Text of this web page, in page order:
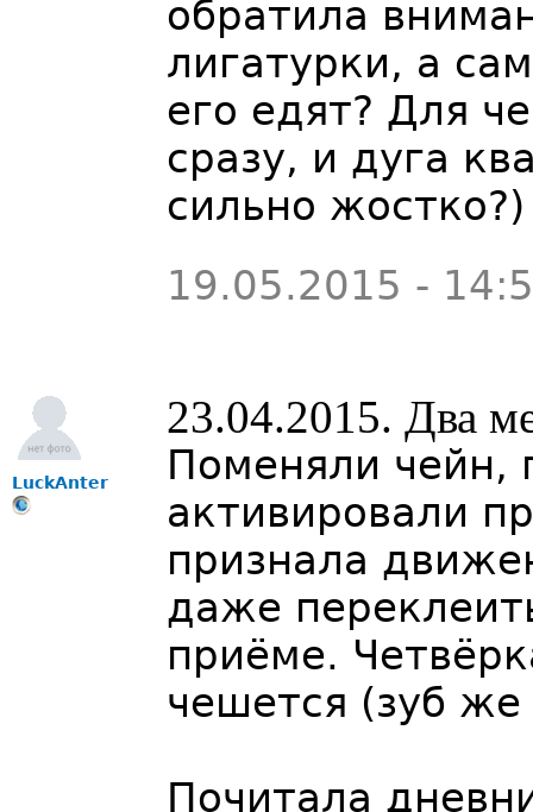
обратила
лигатурки, а
его едят? Для
сразу, и дуга
сильно жостко?)
19.05.2015 -
LuckAnter
23.04.2015. Два
Поменяли чейн,
активировали
признала
даже
приёме.
чешется (зуб
Почитала